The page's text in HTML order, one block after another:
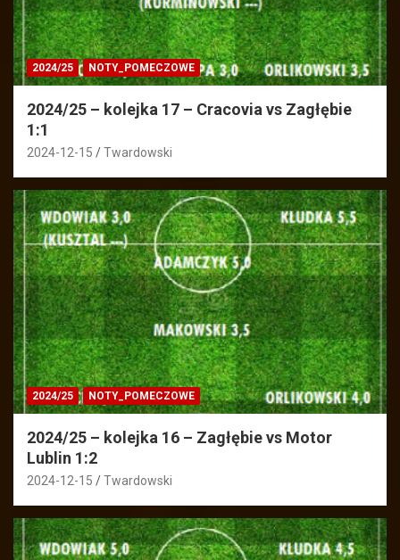
2024/25 NOTY_POMECZOWE
2024/25 – kolejka 17 – Cracovia vs Zagłębie
1:1
2024-12-15 Twardowski
2024/25 NOTY_POMECZOWE
2024/25 – kolejka 16 – Zagłębie vs Motor
Lublin 1:2
2024-12-15 Twardowski